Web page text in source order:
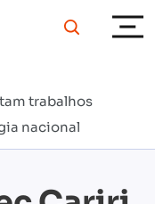
trabalhos
nacional